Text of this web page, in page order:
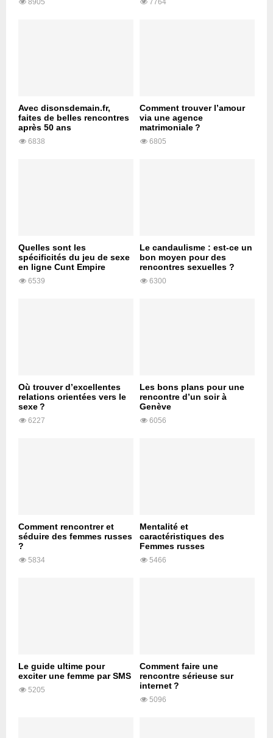
8905 7764
Avec disonsdemain.fr,
faites de belles rencontres
après 50 ans
6838
Comment trouver l’amour
via une agence
matrimoniale ?
6805
Quelles sont les
spécificités du jeu de sexe
en ligne Cunt Empire
6539
Le candaulisme : est-ce un
bon moyen pour des
rencontres sexuelles ?
6300
Où trouver d’excellentes
relations orientées vers le
sexe ?
6227
Les bons plans pour une
rencontre d’un soir à
Genève
6056
Comment rencontrer et
séduire des femmes russes
?
5834
Mentalité et
caractéristiques des
Femmes russes
5466
Le guide ultime pour
exciter une femme par SMS
5205
Comment faire une
rencontre sérieuse sur
internet ?
5096